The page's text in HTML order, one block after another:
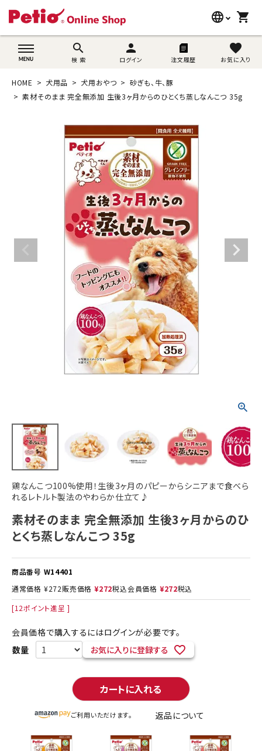
language
wovn-lang-name
shopping_cart
search
検 索
person
ログイン 注文履歴
favorite
お気に入り
search
猫用品
うさぎ用品
ブランド別に探す
目的別に探す
ご利用案内
ACCOUNT MENU
ようこそ ゲスト 様
person 新規会員登録
HOME 犬用品 犬用おやつ
砂ぎも、牛、豚
素材そのまま 完全無添加 生後3ヶ月からのひとくち蒸しなんこつ 35g
鶏なんこつ100%使用！生後3ヶ月のパピーからシニアまで食べら
れるレトルト製法のやわらか仕立て♪
素材そのまま 完全無添加 生後3ヶ月からのひ
とくち蒸しなんこつ 35g
商品番号 W14401
通常価格 ¥272販売価格 ¥272税込会員価格 ¥272税込
[12ポイント進呈 ]
会員価格で購入するにはログインが必要です。
お気に入りに登録する
カートに入れる
ご利用いただけます。 返品について